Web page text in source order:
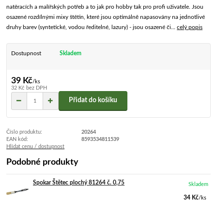
natěracích a malířských potřeb a to jak pro hobby tak pro profi uživatele. Jsou
osazené rozdílnými mixy štětin, které jsou optimálně napasovány na jednotlivé
druhy barev (syntetické, vodou ředitelné, lazury) - jsou osazené či...celý popis
Dostupnost Skladem
39 Kč/ks
32 Kč bez DPH
Přidat do košíku
Číslo produktu:
20264
EAN kód:
8593534811539
Hlídat cenu / dostupnost
Podobné produkty
Spokar Štětec plochý 81264 č. 0,75
34 Kč/ks
Skladem